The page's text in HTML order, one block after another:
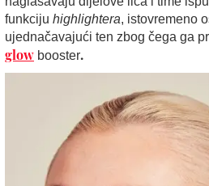
funkciju highlightera, istovremeno
ujednačavajući ten zbog čega ga
glow booster.